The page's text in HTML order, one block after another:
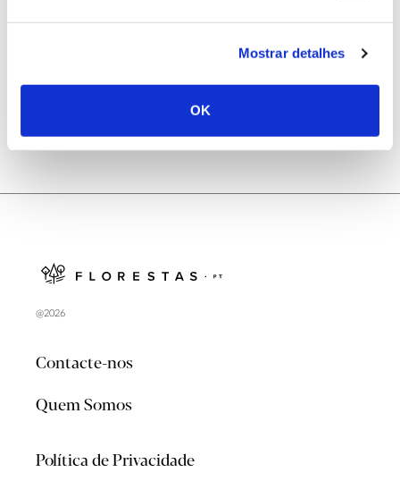
Mostrar detalhes
OK
Natureza e florestas procuram jovens voluntários
@2026
Contacte-nos
Quem Somos
Política de Privacidade